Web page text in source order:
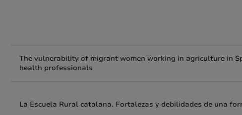
The vulnerability of migrant women working in agriculture in
health professionals
La Escuela Rural catalana. Fortalezas y debilidades de una